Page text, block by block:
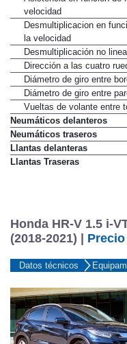
velocidad
Desmultiplicacion en
la velocidad
Desmultiplicación no
Dirección a las cuatro
Diámetro de giro entre
Diámetro de giro entre
Vueltas de volante entre
Neumáticos delanteros
Neumáticos traseros
Llantas delanteras
Llantas Traseras
Honda HR-V 1.5 i-
(2018-2021) |
Datos técnicos